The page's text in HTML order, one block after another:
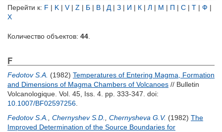
Перейти к: F | K | V| Z | Б | В | Д | З | И | К | Л | М | П | С | Т | Ф |
Х
Количество объектов: 44
F
Fedotov S.A. (1982) Temperatures of Entering Magma, Formation
and Dimensions of Magma Chambers of Volcanoes // Bulletin
Volcanologique. Vol. 45, Iss. 4. pp. 333-347. doi:
10.1007/BF02597256
Fedotov S.A.
Chernyshev S.D. Chernysheva G.V. (1982) The
Improved Determination of the Source Boundaries for